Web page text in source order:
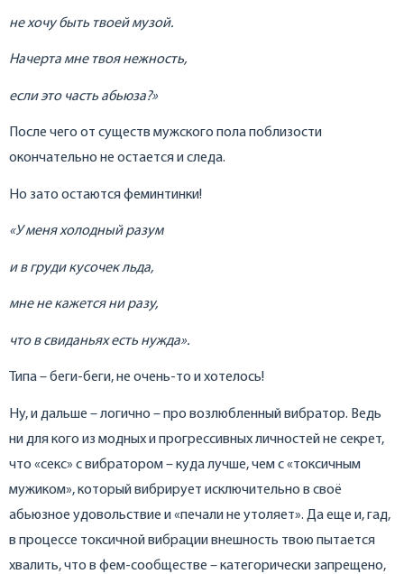
не хочу быть твоей музой.
Начерта мне твоя нежность,
если это часть абьюза?»
После чего от существ мужского пола поблизости
окончательно не остается и следа.
Но зато остаются феминтинки!
«У меня холодный разум
и в груди кусочек льда,
мне не кажется ни разу,
что в свиданьях есть нужда».
Типа – беги-беги, не очень-то и хотелось!
Ну, и дальше – логично – про возлюбленный вибратор. Ведь
ни для кого из модных и прогрессивных личностей не секрет,
что «секс» с вибратором – куда лучше, чем с «токсичным
мужиком», который вибрирует исключительно в своё
абьюзное удовольствие и «печали не утоляет». Да еще и, гад,
в процессе токсичной вибрации внешность твою пытается
хвалить, что в фем-сообществе – категорически запрещено,